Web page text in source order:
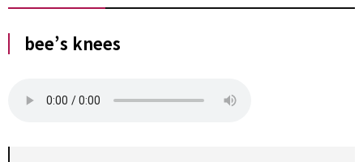
bee’s knees